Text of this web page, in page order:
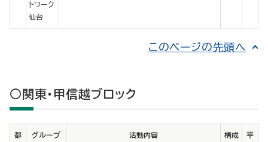
トワーク
仙台
このページの先頭へ
○関東・甲信越ブロック
都
グループ
活動内容
構成
平